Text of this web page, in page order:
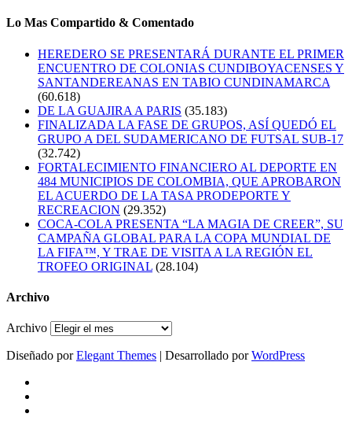
Lo Mas Compartido & Comentado
HEREDERO SE PRESENTARÁ DURANTE EL PRIMER
ENCUENTRO DE COLONIAS CUNDIBOYACENSES Y
SANTANDEREANAS EN TABIO CUNDINAMARCA
(60.618)
DE LA GUAJIRA A PARIS (35.183)
FINALIZADA LA FASE DE GRUPOS, ASÍ QUEDÓ EL
GRUPO A DEL SUDAMERICANO DE FUTSAL SUB-17
(32.742)
FORTALECIMIENTO FINANCIERO AL DEPORTE EN
484 MUNICIPIOS DE COLOMBIA, QUE APROBARON
EL ACUERDO DE LA TASA PRODEPORTE Y
RECREACION (29.352)
COCA-COLA PRESENTA “LA MAGIA DE CREER”, SU
CAMPAÑA GLOBAL PARA LA COPA MUNDIAL DE
LA FIFA™, Y TRAE DE VISITA A LA REGIÓN EL
TROFEO ORIGINAL (28.104)
Archivo
Archivo
Diseñado porElegant Themes | Desarrollado porWordPress